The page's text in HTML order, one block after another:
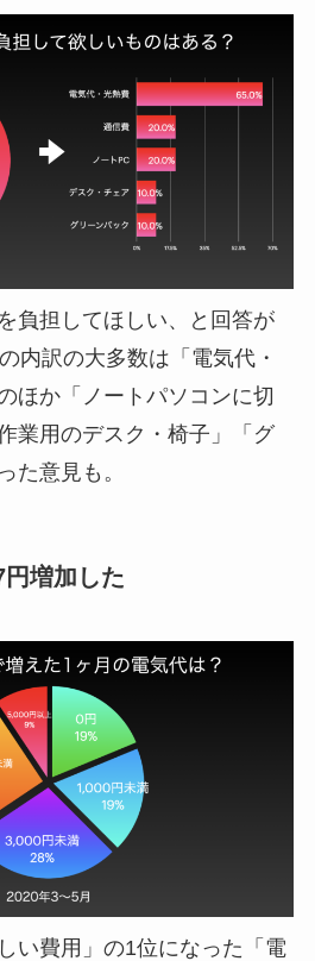
負担してほしい、と回答が
内訳の大多数は「電気代・
ほか「ノートパソコンに切
業用のデスク・椅子」「グ
た意見も。
増加した
い費用」の1位になった「電